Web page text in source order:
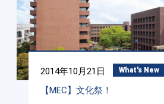
2014年10月21日 What's New
【MEC】文化祭！